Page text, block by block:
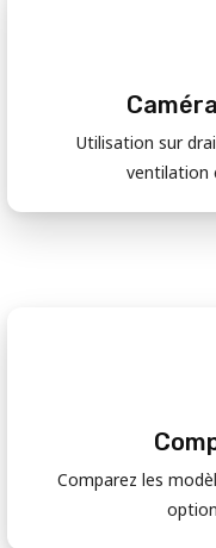
Utilisation sur
ventilation
Comparez les